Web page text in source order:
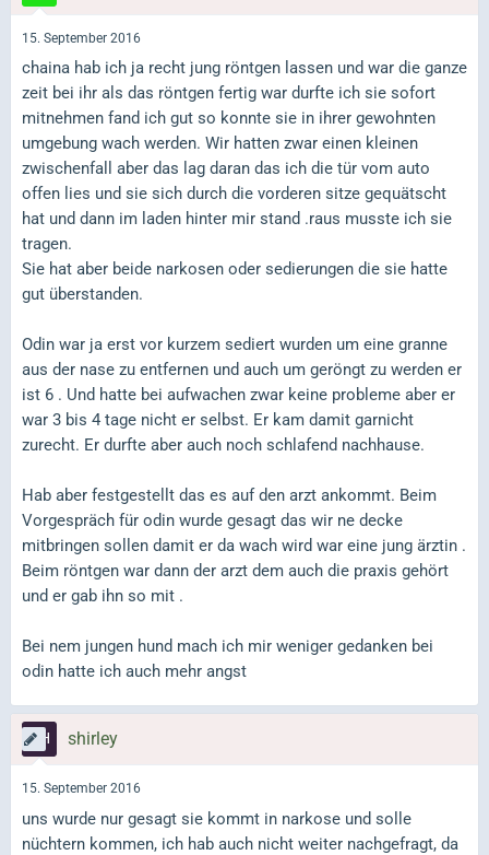
15. September 2016
chaina hab ich ja recht jung röntgen lassen und war die ganze
zeit bei ihr als das röntgen fertig war durfte ich sie sofort
mitnehmen fand ich gut so konnte sie in ihrer gewohnten
umgebung wach werden. Wir hatten zwar einen kleinen
zwischenfall aber das lag daran das ich die tür vom auto
offen lies und sie sich durch die vorderen sitze gequätscht
hat und dann im laden hinter mir stand .raus musste ich sie
tragen.
Sie hat aber beide narkosen oder sedierungen die sie hatte
gut überstanden.
Odin war ja erst vor kurzem sediert wurden um eine granne
aus der nase zu entfernen und auch um geröngt zu werden er
ist 6 . Und hatte bei aufwachen zwar keine probleme aber er
war 3 bis 4 tage nicht er selbst. Er kam damit garnicht
zurecht. Er durfte aber auch noch schlafend nachhause.
Hab aber festgestellt das es auf den arzt ankommt. Beim
Vorgespräch für odin wurde gesagt das wir ne decke
mitbringen sollen damit er da wach wird war eine jung ärztin .
Beim röntgen war dann der arzt dem auch die praxis gehört
und er gab ihn so mit .
Bei nem jungen hund mach ich mir weniger gedanken bei
odin hatte ich auch mehr angst
shirley
15. September 2016
uns wurde nur gesagt sie kommt in narkose und solle
nüchtern kommen, ich hab auch nicht weiter nachgefragt, da